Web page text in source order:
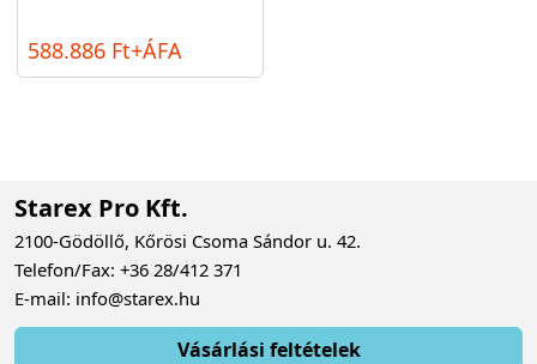
588.886 Ft+ÁFA
Starex Pro Kft.
2100-Gödöllő, Kőrösi Csoma Sándor u. 42.
Telefon/Fax: +36 28/412 371
E-mail: info@starex.hu
Vásárlási feltételek